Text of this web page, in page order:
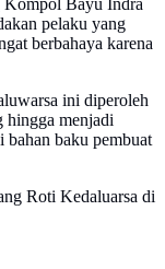
Kompol Bayu Indra
pelaku yang
berbahaya karena
ini diperoleh
hingga menjadi
baku pembuat
Roti Kedaluarsa di